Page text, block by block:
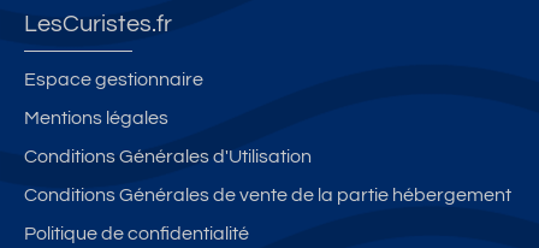
LesCuristes.fr
Espace gestionnaire
Mentions légales
Conditions Générales d'Utilisation
Conditions Générales de vente de la partie hébergement
Politique de confidentialité